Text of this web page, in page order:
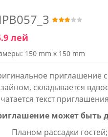
лей
150 mm x 150 mm
приглашение
складывается
текст
может быть
рассадки гостей;